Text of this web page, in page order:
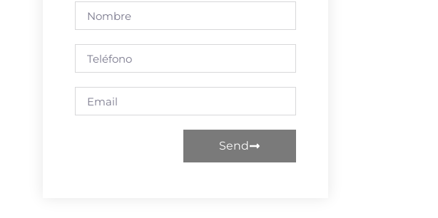
Send